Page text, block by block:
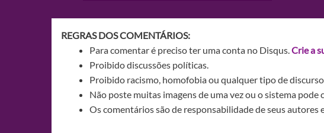
REGRAS DOS COMENTÁRIOS:
Para comentar é preciso ter uma conta no Disqus.Crie a
Proibido discussões políticas.
Proibido racismo, homofobia ou qualquer tipo de
Não poste muitas imagens de uma vez ou o sistema pode
Os comentários são de responsabilidade de seus